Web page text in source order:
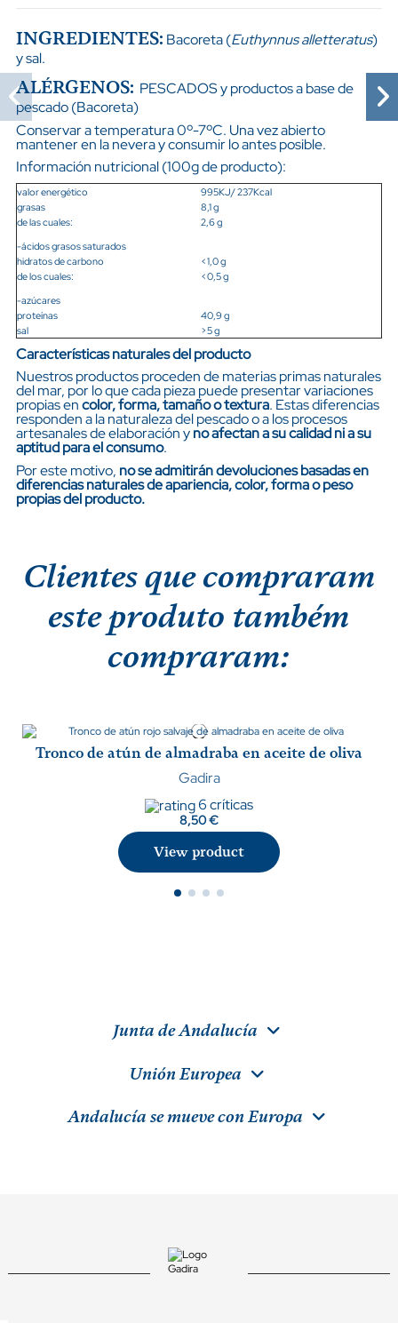
INGREDIENTES: Bacoreta (Euthynnus alletteratus)
y sal.
ALÉRGENOS: PESCADOS y productos a base de
pescado (Bacoreta)
Conservar a temperatura 0º-7ºC. Una vez abierto
mantener en la nevera y consumir lo antes posible.
Información nutricional (100g de producto):
valor energético
995KJ/ 237Kcal
grasas
8,1 g
de las cuales:
-ácidos grasos saturados
2,6 g
hidratos de carbono
<1,0 g
de los cuales:
-azúcares
<0,5 g
proteínas
40,9 g
sal
>5 g
Características naturales del producto
Nuestros productos proceden de materias primas naturales
del mar, por lo que cada pieza puede presentar variaciones
propias encolor, forma, tamaño o textura. Estas diferencias
responden a la naturaleza del pescado o a los procesos
artesanales de elaboración yno afectan a su calidad ni a su
aptitud para el consumo.
Por este motivo, no se admitirán devoluciones basadas en
diferencias naturales de apariencia, color, forma o peso
propias del producto.
Clientes que compraram
este produto também
compraram:
Tronco de atún de almadraba en aceite de oliva
Gadira
6 críticas
8,50 €
View product
Banderillas de atún ahumado con queso en
aceite refinado de girasol El Rey de Oros
Cofre "ROMANO" El Rey de Oros
Cofre surtido 'CONIL'
Junta de Andalucía
Unión Europea
Andalucía se mueve con Europa